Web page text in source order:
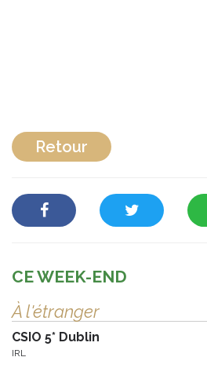
Retour
CE WEEK-END
À l'étranger
CSIO 5* Dublin
IRL